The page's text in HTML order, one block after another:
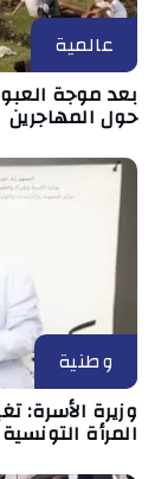
عالمية
بعد موجة
حول المهاجرين
وطنية
وزيرة الأسرة:
المرأة التونسية